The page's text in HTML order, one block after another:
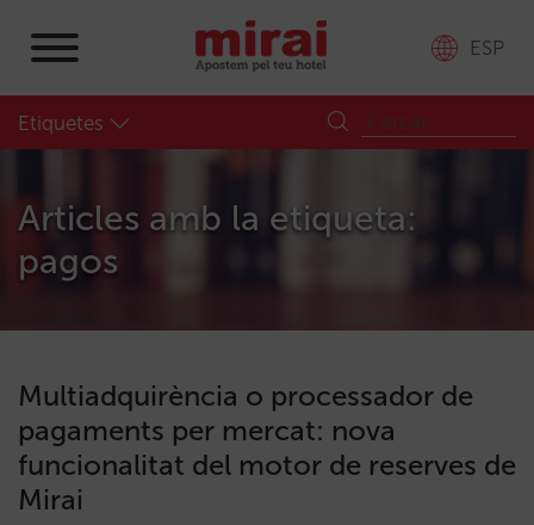
ESP
Etiquetes
Articles amb la etiqueta:
pagos
Multiadquirència o processador de
pagaments per mercat: nova
funcionalitat del motor de reserves de
Mirai